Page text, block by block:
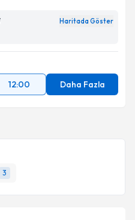
3
Haritada Göster
12:00 Daha Fazla